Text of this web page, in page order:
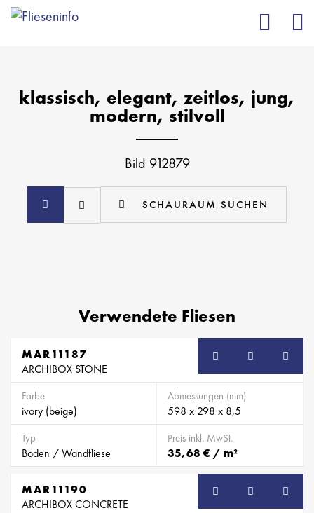
klassisch, elegant, zeitlos, jung,
modern, stilvoll
Bild 912879
SCHAURAUM SUCHEN
Verwendete Fliesen
MAR11187
ARCHIBOX STONE
Farbe
ivory (beige)
Abmessungen (mm)
598 x 298 x 8,5
Typ
Boden / Wandfliese
Preis inkl. MwSt.
35,68 € / m²
MAR11190
ARCHIBOX CONCRETE